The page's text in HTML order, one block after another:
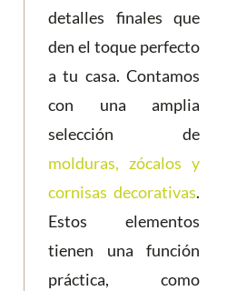
detalles finales que
den el toque perfecto
a tu casa. Contamos
con una amplia
selección de
molduras, zócalos y
cornisas decorativas.
Estos elementos
tienen una función
práctica, como